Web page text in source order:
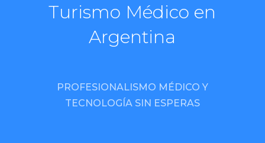
Turismo Médico en
Argentina
PROFESIONALISMO MÉDICO Y
TECNOLOGÍA SIN ESPERAS